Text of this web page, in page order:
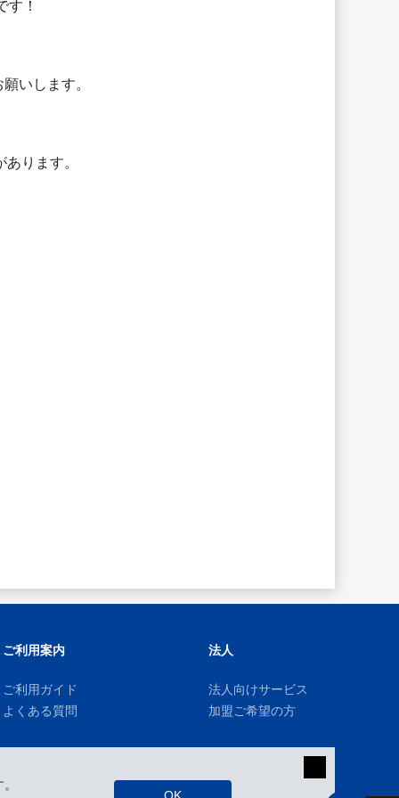
す！
いします。
ります。
ご利用案内
ご利用ガイド
よくある質問
法人
法人向けサービス
加盟ご希望の方